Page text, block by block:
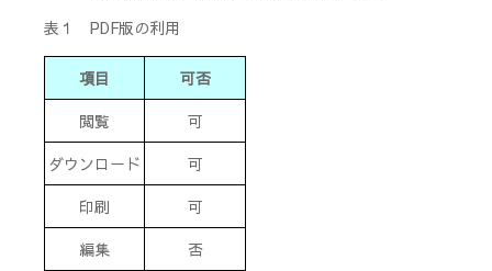
表１ PDF版の利用
項目
可否
閲覧
可
ダウンロード
可
印刷
可
編集
否